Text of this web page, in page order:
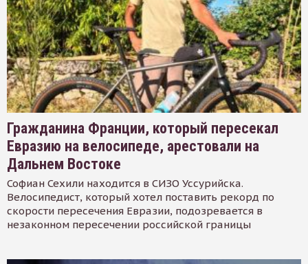
Гражданина Франции, который пересекал
Евразию на велосипеде, арестовали на
Дальнем Востоке
Софиан Сехили находится в СИЗО Уссурийска.
Велосипедист, который хотел поставить рекорд по
скорости пересечения Евразии, подозревается в
незаконном пересечении российской границы